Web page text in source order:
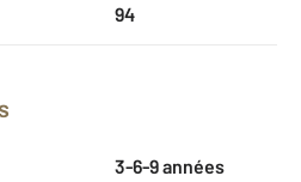
94
3-6-9 années